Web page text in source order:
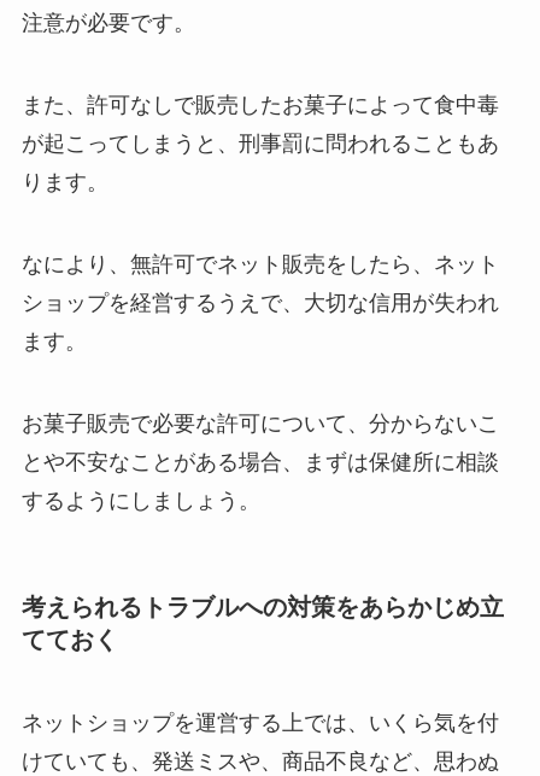
注意が必要です。
また、許可なしで販売したお菓子によって食中毒
が起こってしまうと、刑事罰に問われることもあ
ります。
なにより、無許可でネット販売をしたら、ネット
ショップを経営するうえで、大切な信用が失われ
ます。
お菓子販売で必要な許可について、分からないこ
とや不安なことがある場合、まずは保健所に相談
するようにしましょう。
考えられるトラブルへの対策をあらかじめ立
てておく
ネットショップを運営する上では、いくら気を付
けていても、発送ミスや、商品不良など、思わぬ